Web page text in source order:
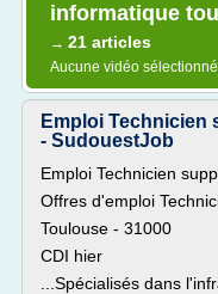
informatique
→ 21 articles
Aucune vidéo
Emploi Technicien
- SudouestJob
Emploi Technicien
Offres d'emploi
Toulouse - 31000
CDI hier
...Spécialisés dans